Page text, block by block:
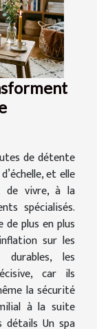
de détente
et elle
de vivre, à la
spécialisés.
plus en plus
sur les
durables, les
car ils
la sécurité
à la suite
Un spa